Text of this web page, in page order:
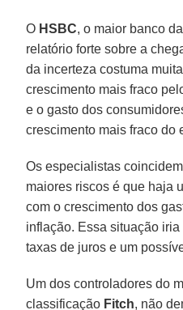
O HSBC, o maior banco da
relatório forte sobre a
da incerteza costuma
crescimento mais fraco
e o gasto dos
crescimento mais fraco do
Os especialistas
maiores riscos é que haja
com o crescimento dos
inflação. Essa situação
taxas de juros e um
Um dos controladores do
classificação Fitch, não